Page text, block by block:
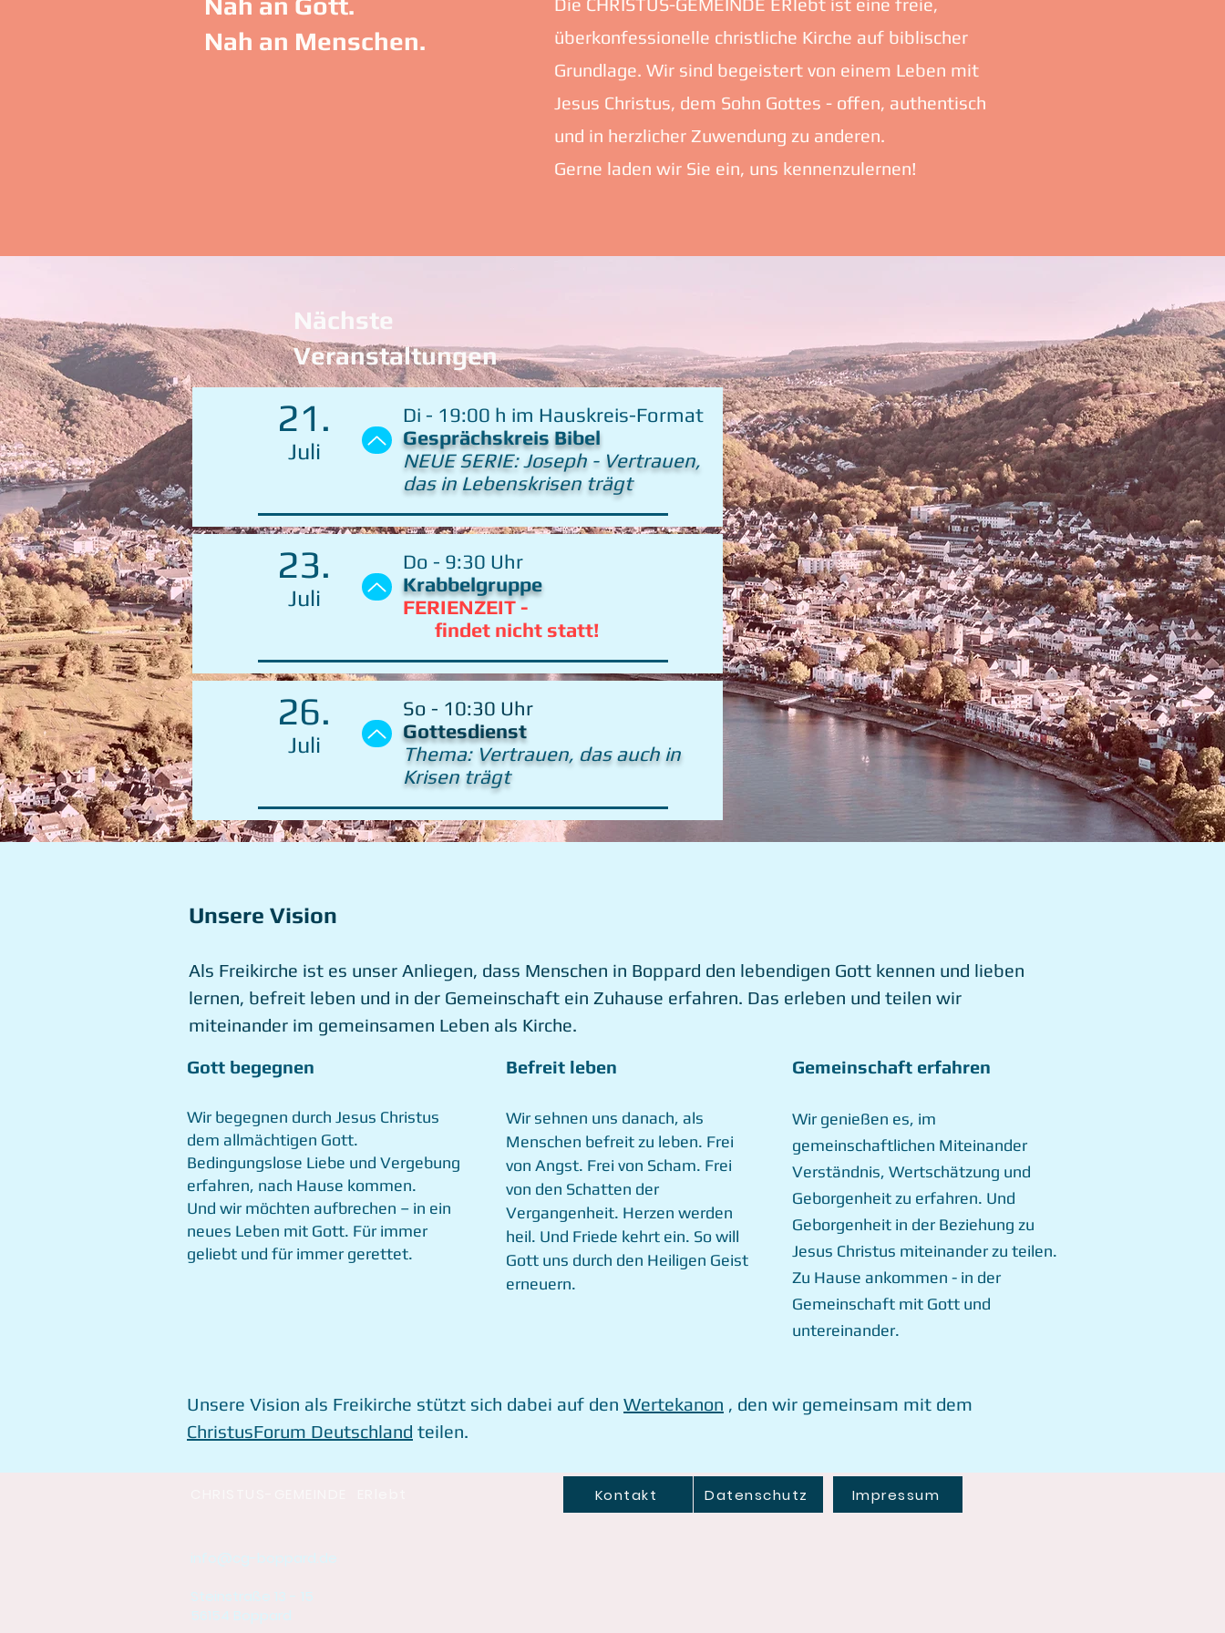
Nah an Menschen.
überkonfessionelle christliche Kirche auf biblischer
Grundlage. Wir sind begeistert von einem Leben mit
Jesus Christus, dem Sohn Gottes - offen, authentisch
und in herzlicher Zuwendung zu anderen.
Gerne laden wir Sie ein, uns kennenzulernen!
Nächste
Veranstaltungen
21.
Juli
Di - 19:00 h im Hauskreis-Format
Gesprächskreis Bibel
NEUE SERIE: Joseph - Vertrauen,
das in Lebenskrisen trägt
23.
Juli
Do - 9:30 Uhr
Krabbelgruppe
FERIENZEIT -
findet nicht statt!
26.
Juli
So - 10:30 Uhr
Gottesdienst
Thema: Vertrauen, das auch in
Krisen trägt
Unsere Vision
Als Freikirche ist es unser Anliegen, dass Menschen in Boppard den lebendigen Gott kennen und lieben
lernen, befreit leben und in der Gemeinschaft ein Zuhause erfahren. Das erleben und teilen wir
miteinander im gemeinsamen Leben als Kirche.
Gott begegnen
Wir begegnen durch Jesus Christus
dem allmächtigen Gott.
Bedingungslose Liebe und Vergebung
erfahren, nach Hause kommen.
Und wir möchten aufbrechen – in ein
neues Leben mit Gott. Für immer
geliebt und für immer gerettet.
Befreit leben
Wir sehnen uns danach, als
Menschen befreit zu leben. Frei
von Angst. Frei von Scham. Frei
von den Schatten der
Vergangenheit. Herzen werden
heil. Und Friede kehrt ein. So will
Gott uns durch den Heiligen Geist
erneuern.
Gemeinschaft erfahren
Wir genießen es, im
gemeinschaftlichen Miteinander
Verständnis, Wertschätzung und
Geborgenheit zu erfahren. Und
Geborgenheit in der Beziehung zu
Jesus Christus miteinander zu teilen.
Zu Hause ankommen - in der
Gemeinschaft mit Gott und
untereinander.
Unsere Vision als Freikirche stützt sich dabei auf den Wertekanon , den wir gemeinsam mit dem
ChristusForum Deutschland teilen.
Kontakt Datenschutz Impressum
info@cg-boppard.de
Steinstraße 13 - 15
56154 Boppard